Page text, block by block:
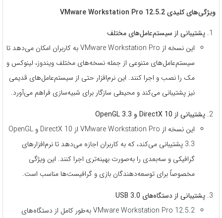
ویژگی‌های کلیدی VMware Workstation Pro 12.5.2
پشتیبانی از سیستم‌عامل‌های مختلف
این نسخه از VMware Workstation Pro به کاربران امکان می‌دهد تا
سیستم‌عامل‌های متنوعی از جمله نسخه‌های مختلف ویندوز، لینوکس و
مک را نصب و اجرا کنند. این نرم‌افزار حتی از سیستم‌عامل‌های قدیمی
نیز پشتیبانی می‌کند و محیطی سازگار برای شبیه‌سازی فراهم می‌آورد.
پشتیبانی از DirectX 10 و OpenGL 3.3
این نسخه از VMware Workstation Pro از DirectX 10 و OpenGL
3.3 پشتیبانی می‌کند، که به کاربران اجازه می‌دهد تا نرم‌افزارهای
گرافیکی و سه‌بعدی را به‌صورت بهینه‌تری اجرا کنند. این ویژگی
مخصوصاً برای توسعه‌دهندگان بازی و گرافیست‌ها مناسب است.
پشتیبانی از دستگاه‌های USB 3.0
VMware Workstation Pro 12.5.2 به‌طور کامل از دستگاه‌های